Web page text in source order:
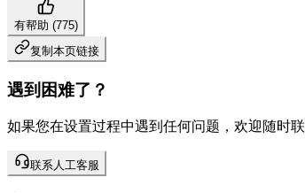
有帮助 (775)
复制本页链接
遇到困难了？
如果您在设置过程中遇到任何问题，欢迎随时
联系人工客服